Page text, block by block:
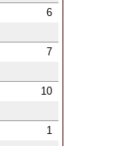
6
7
10
1